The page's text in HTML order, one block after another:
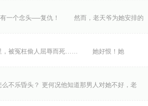
一个念头──复仇！ 然而，老天爷为她安排的
，被冤枉偷人屈辱而死…… 她好恨！她
不乐昏头？ 更何况他知道那男人对她不好，老